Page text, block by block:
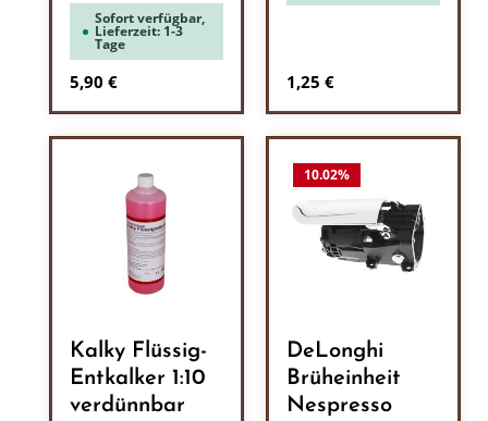
Sofort verfügbar,
Lieferzeit: 1-3
Tage
Regulärer Preis:
5,90 € Regulärer Preis:
1,25 €
Kalky Flüssig-
Entkalker 1:10
verdünnbar
10.02%
DeLonghi
Brüheinheit
Nespresso